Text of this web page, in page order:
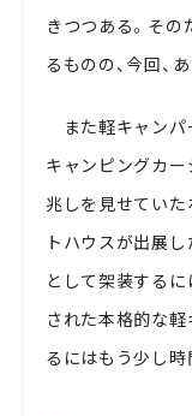
きつつある。その
るものの、今回、
また軽キャンパ
キャンピングカ
兆しを見せていた
トハウスが出展し
として架装する
された本格的な
るにはもう少し時